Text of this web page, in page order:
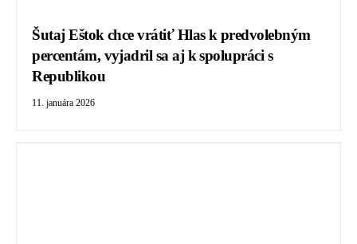
Šutaj Eštok chce vrátiť Hlas k predvolebným
percentám, vyjadril sa aj k spolupráci s
Republikou
11. januára 2026